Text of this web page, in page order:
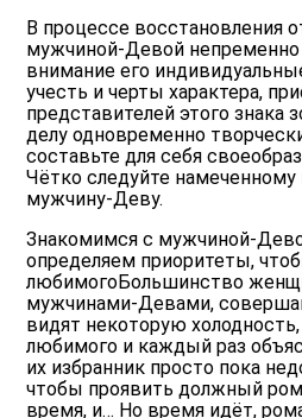
В процессе восстановления
мужчиной-Девой
внимание его
учесть и черты характера,
представителей этого знака
делу одновременно
составьте для себя
Чётко следуйте намеченному
мужчину-Деву.
Знакомимся с мужчиной-
определяем приоритеты,
любимогоБольшинство
мужчинами-Девами,
видят некоторую
любимого и каждый раз
их избранник просто пока
чтобы проявить должный
время, и… Но время идёт,